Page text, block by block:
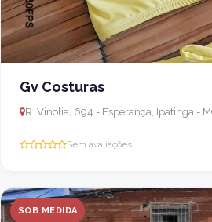
Gv Costuras
R. Vinolia, 694 - Esperança, Ipatinga -
Sem avaliações
SOB MEDIDA